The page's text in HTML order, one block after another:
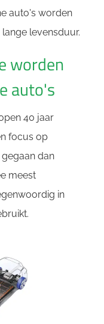
auto's worden
levensduur.
worden
auto's
40 jaar
focus op
dan
meest
in